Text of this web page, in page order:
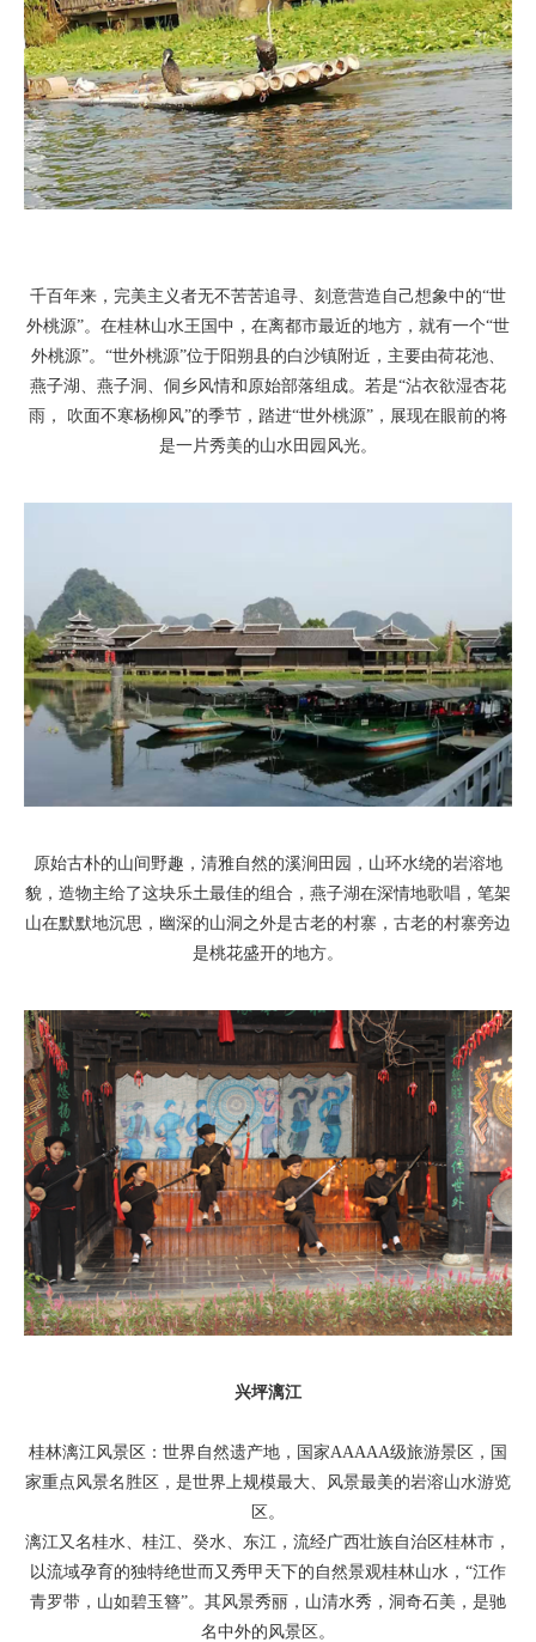
千百年来，完美主义者无不苦苦追寻、刻意营造自己想象中的“世
外桃源”。在桂林山水王国中，在离都市最近的地方，就有一个“世
外桃源”。“世外桃源”位于阳朔县的白沙镇附近，主要由荷花池、
燕子湖、燕子洞、侗乡风情和原始部落组成。若是“沾衣欲湿杏花
雨， 吹面不寒杨柳风”的季节，踏进“世外桃源”，展现在眼前的将
是一片秀美的山水田园风光。
原始古朴的山间野趣，清雅自然的溪涧田园，山环水绕的岩溶地
貌，造物主给了这块乐土最佳的组合，燕子湖在深情地歌唱，笔架
山在默默地沉思，幽深的山洞之外是古老的村寨，古老的村寨旁边
是桃花盛开的地方。
兴坪漓江
桂林漓江风景区：世界自然遗产地，国家AAAAA级旅游景区，国
家重点风景名胜区，是世界上规模最大、风景最美的岩溶山水游览
区。
漓江又名桂水、桂江、癸水、东江，流经广西壮族自治区桂林市，
以流域孕育的独特绝世而又秀甲天下的自然景观桂林山水，“江作
青罗带，山如碧玉簪”。其风景秀丽，山清水秀，洞奇石美，是驰
名中外的风景区。